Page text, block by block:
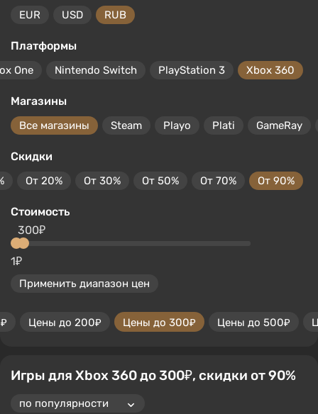
EUR USD RUB
Платформы
One Nintendo Switch PlayStation 3 Xbox 360
Магазины
Все магазины Steam Playo Plati GameRay
Скидки
От 20% От 30% От 50% От 70% От 90%
Стоимость
1₽
300₽
Применить диапазон цен
Цены до 200₽ Цены до 300₽ Цены до 500₽
Игры для Xbox 360 до 300₽, скидки от 90%